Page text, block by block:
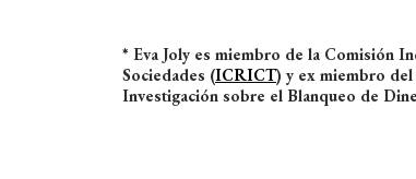
* Eva Joly es miembro de la Comisión
Sociedades (ICRICT) y ex miembro
Investigación sobre el Blanqueo de